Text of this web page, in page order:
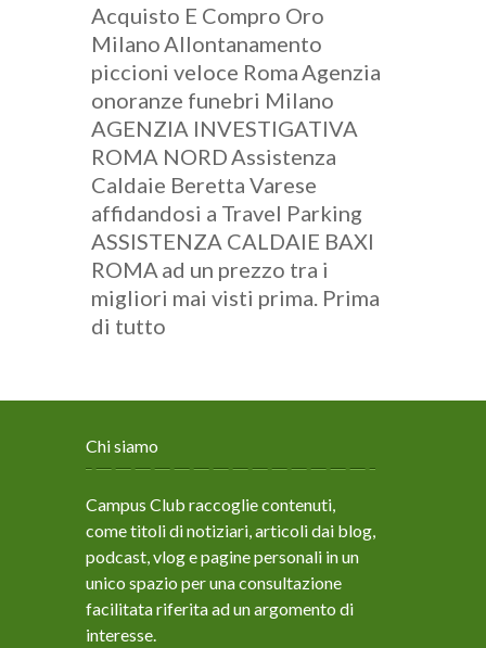
Acquisto E Compro Oro
MilanoAllontanamento
piccioni veloce RomaAgenzia
onoranze funebri Milano
AGENZIA INVESTIGATIVA
ROMA NORDAssistenza
Caldaie Beretta Varese
affidandosi a Travel Parking
ASSISTENZA CALDAIE BAXI
ROMA ad un prezzo tra i
migliori mai visti prima. Prima
di tutto
Chi siamo
Campus Club raccoglie contenuti,
come titoli di notiziari, articoli dai blog,
podcast, vlog e pagine personali in un
unico spazio per una consultazione
facilitata riferita ad un argomento di
interesse.